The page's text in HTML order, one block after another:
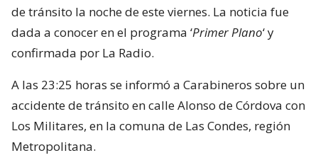
de tránsito la noche de este viernes. La noticia fue
dada a conocer en el programa ‘Primer Plano‘ y
confirmada por La Radio.
A las 23:25 horas se informó a Carabineros sobre un
accidente de tránsito en calle Alonso de Córdova con
Los Militares, en la comuna de Las Condes, región
Metropolitana.